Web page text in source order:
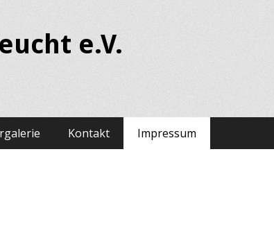
e.V.
Kontakt Impressum